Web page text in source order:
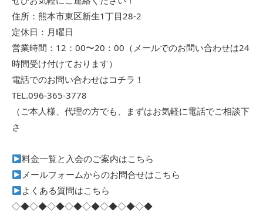
住所：熊本市東区新生1丁目28-2
定休日：月曜日
営業時間：12：00〜20：00（メールでのお問い合わせは24
時間受け付けております）
電話でのお問い合わせはコチラ！
TEL.096-365-3778
（ご本人様、代理の方でも、まずはお気軽に電話でご相談下
さ
料金一覧と入会のご案内はこちら
メールフォームからのお問合せはこちら
よくある質問はこちら
◇◆◇◆◇◆◇◆◇◆◇◆◇◆◇◆